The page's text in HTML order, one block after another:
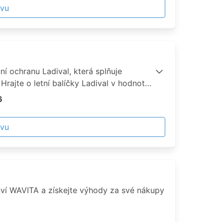
ochranu Ladival, která splňuje
o letní balíčky Ladival v hodnotě
Amazing Places. Kupte jakýkoliv
se na stránkách
a na konci měsíce se můžete stát
balíčků.
WAVITA a získejte výhody za své nákupy